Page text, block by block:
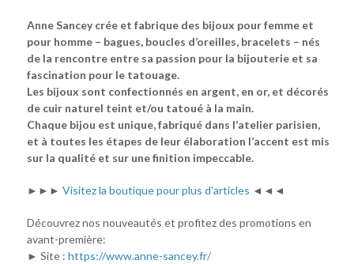
Anne Sancey crée et fabrique des bijoux pour femme et
pour homme – bagues, boucles d’oreilles, bracelets – nés
de la rencontre entre sa passion pour la bijouterie et sa
fascination pour le tatouage.
Les bijoux sont confectionnés en argent, en or, et décorés
de cuir naturel teint et/ou tatoué à la main.
Chaque bijou est unique, fabriqué dans l’atelier parisien,
et à toutes les étapes de leur élaboration l’accent est mis
sur la qualité et sur une finition impeccable.
►►► Visitez la boutique pour plus d’articles ◄◄◄
Découvrez nos nouveautés et profitez des promotions en
avant-première:
► Site : https://www.anne-sancey.fr/